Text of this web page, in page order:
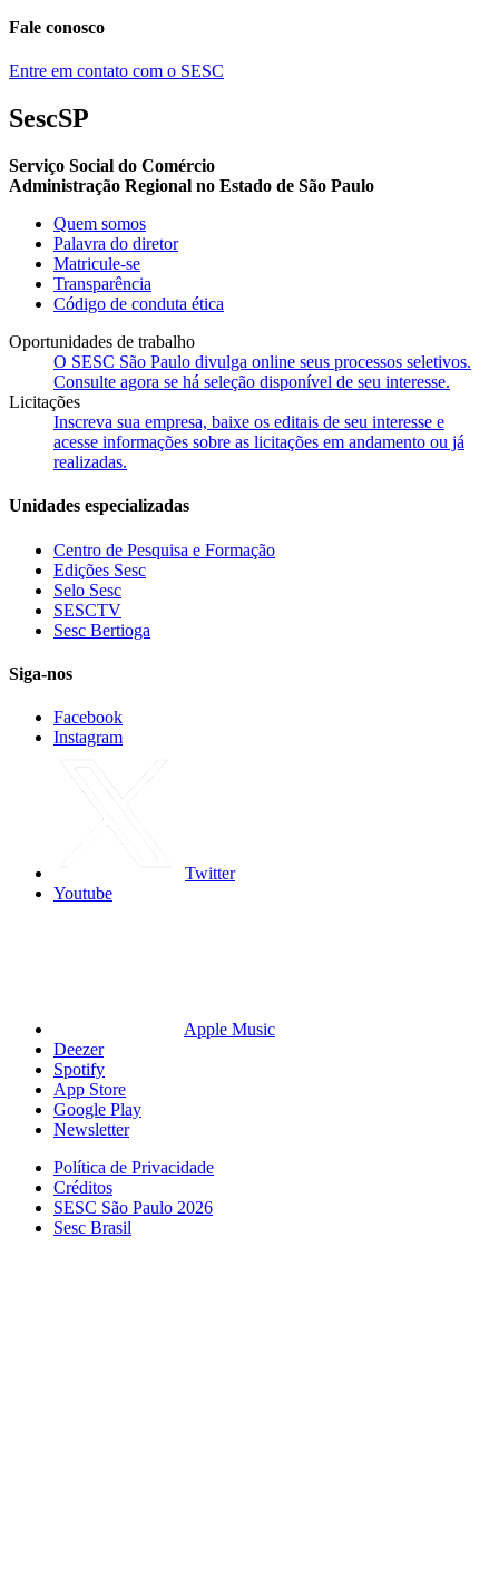
Fale conosco
Entre em contato com o SESC
SescSP
Serviço Social do Comércio
Administração Regional no Estado de São Paulo
Quem somos
Palavra do diretor
Matricule-se
Transparência
Código de conduta ética
Oportunidades de trabalho
O SESC São Paulo divulga online seus processos seletivos.
Consulte agora se há seleção disponível de seu interesse.
Licitações
Inscreva sua empresa, baixe os editais de seu interesse e
acesse informações sobre as licitações em andamento ou já
realizadas.
Unidades especializadas
Centro de Pesquisa e Formação
Edições Sesc
Selo Sesc
SESCTV
Sesc Bertioga
Siga-nos
Facebook
Instagram
Twitter
Youtube
Apple Music
Deezer
Spotify
App Store
Google Play
Newsletter
Política de Privacidade
Créditos
SESC São Paulo 2026
Sesc Brasil